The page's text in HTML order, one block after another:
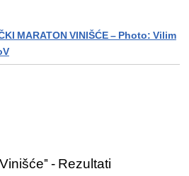
MARATON VINIŠĆE – Photo: Vilim
- Rezultati